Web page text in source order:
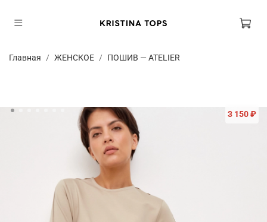
Главная ЖЕНСКОЕ ПОШИВ — ATELIER
3 150 ₽